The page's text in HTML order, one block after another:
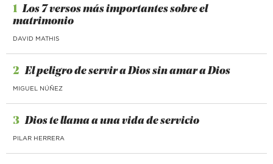
1 Los 7 versos más importantes sobre el
matrimonio
DAVID MATHIS
2 El peligro de servir a Dios sin amar a Dios
MIGUEL NÚÑEZ
3 Dios te llama a una vida de servicio
PILAR HERRERA